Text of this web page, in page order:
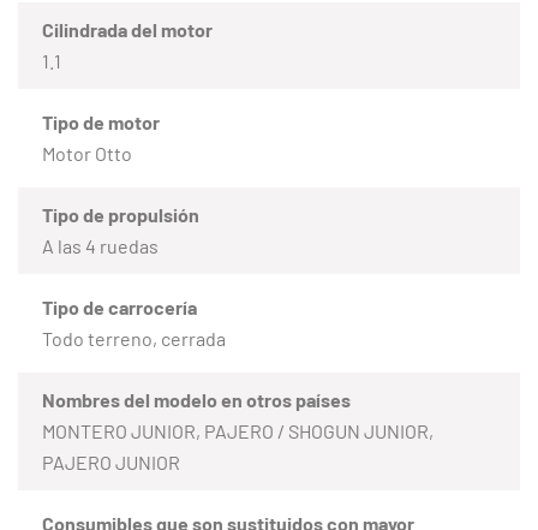
Cilindrada del motor
1.1
Tipo de motor
Motor Otto
Tipo de propulsión
A las 4 ruedas
Tipo de carrocería
Todo terreno, cerrada
Nombres del modelo en otros países
MONTERO JUNIOR, PAJERO / SHOGUN JUNIOR,
PAJERO JUNIOR
Consumibles que son sustituidos con mayor